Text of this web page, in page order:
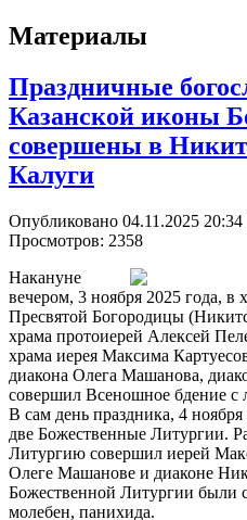
Материалы
Праздничные
Казанской иконы
совершены в
Калуги
Опубликовано 04.11.2025 20:34
Просмотров: 2358
Накануне
вечером, 3 ноября 2025 года, в
Пресвятой Богородицы
храма протоиерей Алексей
храма иерея Максима
диакона Олега Машанова,
совершил Всеношное бдение с
В сам день праздника, 4
две Божественные Литургии.
Литургию совершил иерей
Олеге Машанове и диаконе
Божественной Литургии были
молебен, панихида.